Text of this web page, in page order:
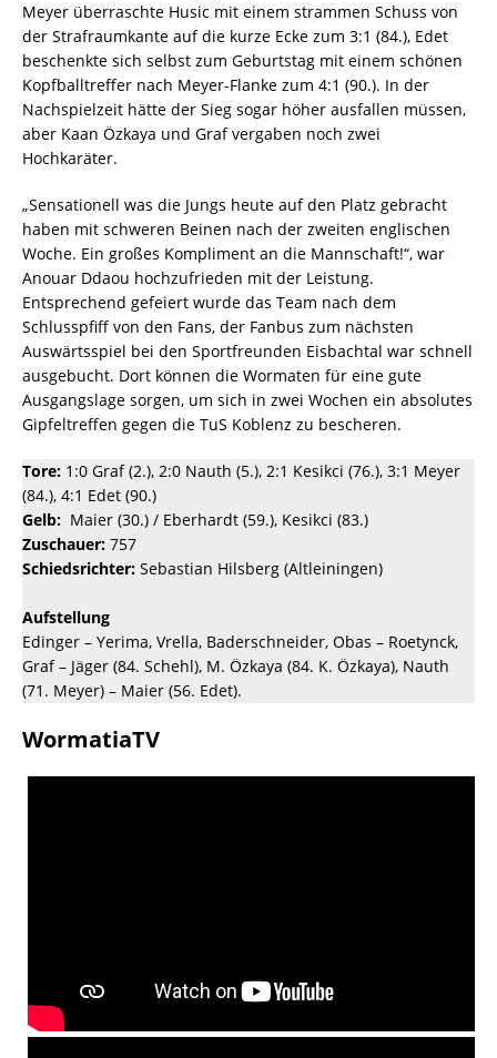
Meyer überraschte Husic mit einem strammen Schuss von
der Strafraumkante auf die kurze Ecke zum 3:1 (84.), Edet
beschenkte sich selbst zum Geburtstag mit einem schönen
Kopfballtreffer nach Meyer-Flanke zum 4:1 (90.). In der
Nachspielzeit hätte der Sieg sogar höher ausfallen müssen,
aber Kaan Özkaya und Graf vergaben noch zwei
Hochkaräter.
„Sensationell was die Jungs heute auf den Platz gebracht
haben mit schweren Beinen nach der zweiten englischen
Woche. Ein großes Kompliment an die Mannschaft!“, war
Anouar Ddaou hochzufrieden mit der Leistung.
Entsprechend gefeiert wurde das Team nach dem
Schlusspfiff von den Fans, der Fanbus zum nächsten
Auswärtsspiel bei den Sportfreunden Eisbachtal war schnell
ausgebucht. Dort können die Wormaten für eine gute
Ausgangslage sorgen, um sich in zwei Wochen ein absolutes
Gipfeltreffen gegen die TuS Koblenz zu bescheren.
Tore: 1:0 Graf (2.), 2:0 Nauth (5.), 2:1 Kesikci (76.), 3:1 Meyer
(84.), 4:1 Edet (90.)
Gelb: Maier (30.) / Eberhardt (59.), Kesikci (83.)
Zuschauer: 757
Schiedsrichter: Sebastian Hilsberg (Altleiningen)
Aufstellung
Edinger – Yerima, Vrella, Baderschneider, Obas – Roetynck,
Graf – Jäger (84. Schehl), M. Özkaya (84. K. Özkaya), Nauth
(71. Meyer) – Maier (56. Edet).
WormatiaTV